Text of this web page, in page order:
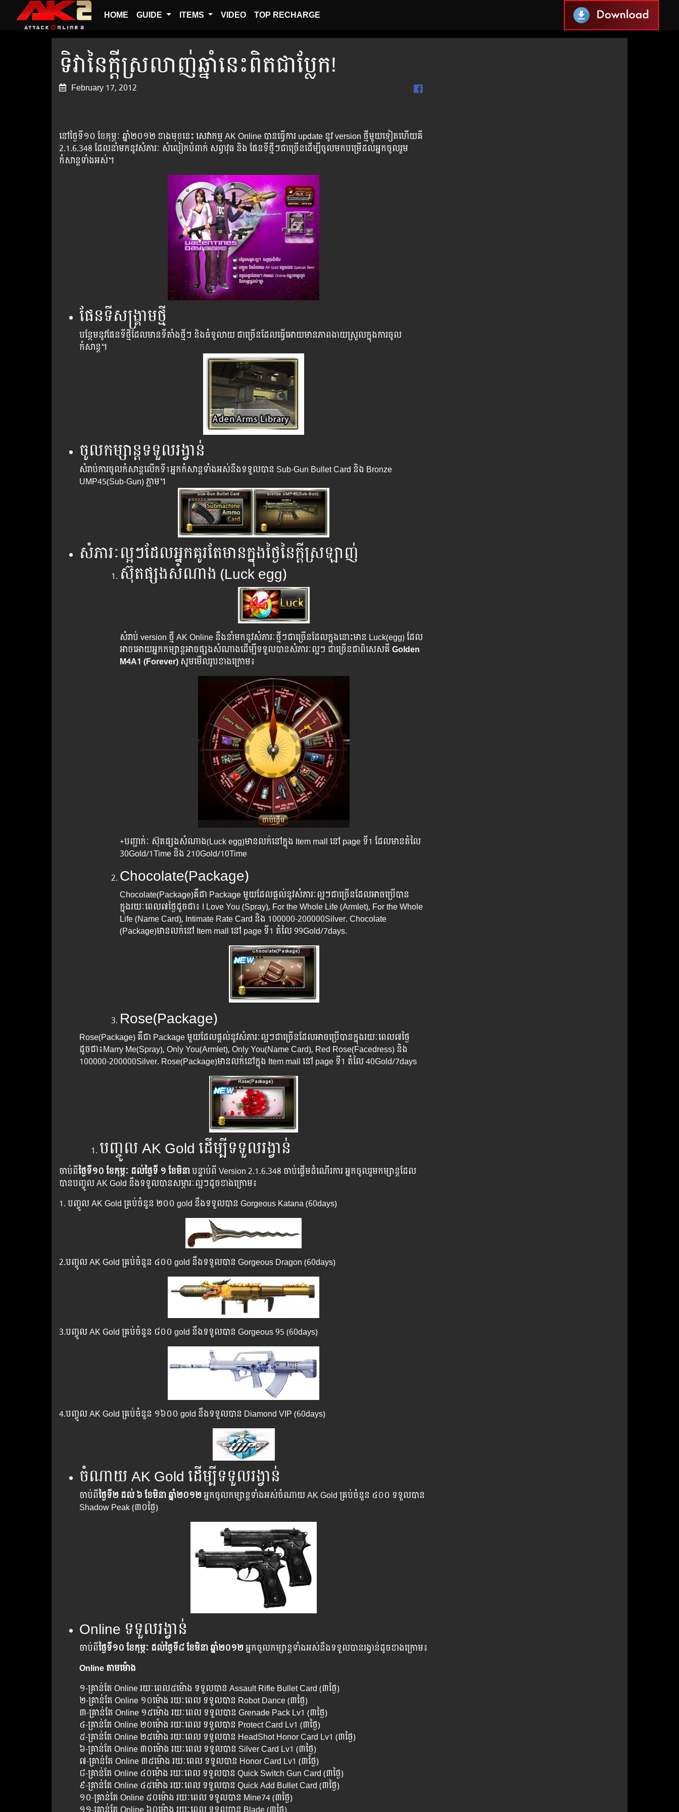
HOME GUIDE ITEMS VIDEO TOP RECHARGE
ទិវានៃក្ដីស្រលាញ់ឆ្នាំនេះពិតជាប្លែក!
February 17, 2012
នៅថ្ងៃទី១០ ខែកុម្ភៈ ឆ្នាំ២០១២ ខាងមុខនេះ សេវាកម្ម AK Online បានធ្វើការ update នូវ version ថ្មីមួយទៀត​ហើយគី​
2.1.6.348 ដែលនាំមកនូវសំភារៈ សំលៀកបំពាក់ សព្វាវុធ​ និង​ ផែនទីថ្មីៗជាច្រើនដើម្បីចូលមកបម្រើ​ដល់អ្នកចូលរួម
កំសាន្ដទាំងអស់។
ផែនទីសង្គ្រាម​ថ្មី
បន្ថែមនូវផែនទីថ្មីដែលមានទីតាំងថ្មីៗ និងធំទូលាយ ជាច្រើនដែលធ្វើអោយមានភាពងាយស្រួលក្នុងការ​ចូល
កំសាន្ដ។
ចូល​កម្សាន្ត​ទទួល​រង្វាន់
សំរាប់ការចូលកំសាន្ដលើកទី1អ្នកកំសាន្តទាំងអស់នឹងទទួលបាន Sub-Gun Bullet Card ​និង​ Bronze
UMP45(Sub-Gun) ភ្លាម។
សំភារៈល្អៗដែលអ្នកគូរតែមានក្នុងថ្ងៃនៃក្ដីស្រឡាញ់
ស៊ុតផ្សងសំណាង​ (Luck egg)
សំរាប់ version ថ្មី AK Online នឹងនាំមកនូវសំភារៈថ្មីៗជាច្រើនដែលក្នុងនោះមាន Luck(egg) ដែល
អាចអោយអ្នកកម្សាន្ដអាចផ្សងសំណាងដើម្បីទទួលបាន​សំភារៈល្អៗ​ ជាច្រើនជាពិសេសគី​Golden
M4A1 (Forever) សូមមើលរូបខាងក្រោម៖
+បញ្ជាក់ៈ​ ស៊ុតផ្សងសំណាង(Luck egg)​មានលក់នៅក្នុង Item mall នៅ page ទី1 ដែលមានតំលៃ
30Gold/1Time និង 210Gold/10Time
Chocolate(Package)
Chocolate(Package)គឺជា Package មួយដែលផ្ដល់នូវសំភារៈល្អៗជាច្រើនដែលអាចប្រើបាន
ក្នុងរយៈពេល​៧ថ្ងៃដូចជា៖​ I Love You (Spray), For the Whole Life (Armlet), For the Whole
Life (Name Card), Intimate Rate Card និង​ 100000-200000Silver.​​ Chocolate
(Package)មានលក់នៅ Item mall នៅ page ទី1 ​តំលៃ 99Gold/7days.
Rose(Package)
Rose(Package) គឺជា​ Package មួយដែលផ្ដល់នូវសំភារៈល្អៗជាច្រើនដែលអាចប្រើបានក្នុងរយៈពេល៧ថ្ងៃ
ដូចជា៖​Marry Me(Spray),​ Only You(Armlet), Only You(Name Card), Red Rose(Facedress) និង
100000-200000Silver. Rose(Package)មានលក់នៅក្នុង Item mall នៅ page ទី1 តំលៃ 40Gold/7days
បញ្ចូល​ AK Gold ដើម្បី​ទទួល​រង្វាន់
ចាប់ពីថ្ងៃទី១០ ខែកុម្ភៈ ដល់ថ្ងៃទី ១ ខែមិនាបន្ទាប់​ពី​ Version 2.1.6.348 ចាប់​ផ្តើម​ដំណើរ​ការ អ្នក​ចូល​រួម​កម្សាន្តដែល​
បាន​បញ្ចូល​ AK Gold នឹង​ទទួល​បាន​សម្ភារៈល្អៗ​ដូច​ខាង​ក្រោម៖
1. បញ្ចូល AK Gold គ្រប់ចំនួន​ ២០០ gold នឹងទទួលបាន​ Gorgeous Katana (60days)
2.បញ្ចូល AK Gold គ្រប់ចំនួន​ ៤០០ gold នឹងទទួលបាន Gorgeous Dragon (60days)
3.បញ្ចូល AK Gold គ្រប់ចំនួន​ ៨០០ gold នឹងទទួលបាន Gorgeous 95 (60days)
4.បញ្ចូល AK Gold គ្រប់ចំនួន​ ១៦០០ gold នឹងទទួលបាន Diamond VIP (60days)
ចំណាយ AK Gold ដើម្បីទទួលរង្វាន់
ចាប់ពីថ្ងៃទី២ ដល់​ ៦ ខែមិនា ឆ្នាំ២០១២អ្នកចូលកម្សាន្តទាំងអស់ចំណាយ​ AK Gold គ្រប់ចំនួន ៤០០ ទទួលបាន
Shadow Peak (៣០ថ្ងៃ)
Online ទទួល​រង្វាន់
ចាប់ពីថ្ងៃទី១០ ខែកុម្ភៈ ដល់​ថ្ងៃ​ទី៨ ខែមិនា ឆ្នាំ២០១២អ្នក​ចូល​កម្សាន្ត​ទាំងអស់​នឹង​ទទួល​បាន​រង្វាន់​ដូច​ខាង​ក្រោម៖
Online តាម​ម៉ោង
១-គ្រាន់តែ Online ​រយៈពេល​៥ម៉ោង ទទួលបាន Assault Rifle Bullet Card (៣ថ្ងៃ)
២-គ្រាន់តែ Online ១០ម៉ោង រយៈពេល​ ​ទទួលបាន Robot Dance (៣ថ្ងៃ)
៣-គ្រាន់តែ Online ១៥ម៉ោង រយៈពេល​ ទទួលបាន Grenade Pack Lv1 (៣ថ្ងៃ)
៤-គ្រាន់តែ Online ២០ម៉ោង រយៈពេល​ ទទួលបាន Protect Card Lv1 (៣ថ្ងៃ)
៥-គ្រាន់តែ Online ២៥​ម៉ោង រយៈពេល​ ទទួលបាន HeadShot Honor Card Lv1 (៣ថ្ងៃ)
៦-គ្រាន់តែ Online ៣០ម៉ោង រយៈពេល​ ទទួលបាន Silver Card Lv1 (៣ថ្ងៃ)
៧-គ្រាន់តែ Online ៣៥ម៉ោង រយៈពេល​ ទទួលបាន Honor Card Lv1 (៣ថ្ងៃ)
៨-គ្រាន់តែ Online ៤០ម៉ោង រយៈពេល​ ទទួលបាន Quick Switch Gun Card (៣ថ្ងៃ)
៩-គ្រាន់តែ Online ៤៥ម៉ោង រយៈពេល​ ទទួលបាន Quick Add Bullet Card (៣ថ្ងៃ)
១០-គ្រាន់តែ Online ៥០ម៉ោង រយៈពេល​ ទទួលបាន Mine74 (៣ថ្ងៃ)